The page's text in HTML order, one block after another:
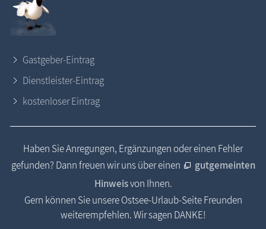
Gastgeber-Eintrag
Dienstleister-Eintrag
kostenloser Eintrag
Haben Sie Anregungen, Ergänzungen oder einen Fehler
gefunden? Dann freuen wir uns über einen
gutgemeinten
Hinweisvon Ihnen.
Gern können Sie unsere Ostsee-Urlaub-Seite Freunden
weiterempfehlen. Wir sagen DANKE!